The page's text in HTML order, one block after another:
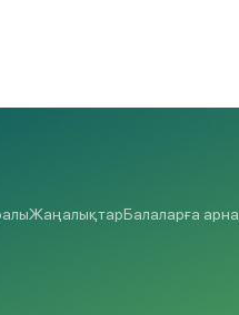
ЖаңалықтарБалаларға